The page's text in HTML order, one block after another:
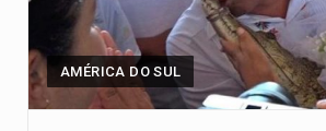
AMÉRICA DO SUL